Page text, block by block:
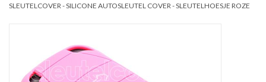
SLEUTELCOVER - SILICONE AUTOSLEUTEL COVER - SLEUTELHOESJE ROZE